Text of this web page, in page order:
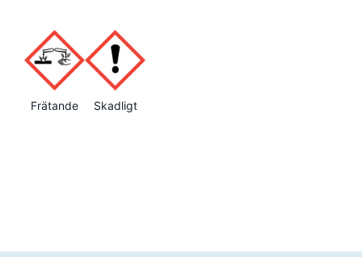
Frätande Skadligt